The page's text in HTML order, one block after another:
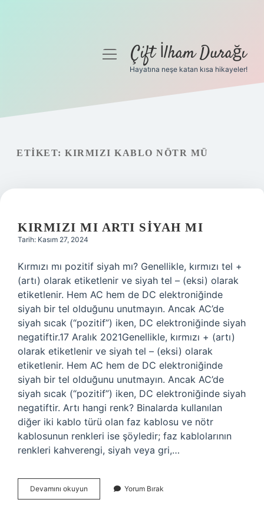
Gizlilik Politikası
menüyüÇift İlham Durağı
Hayatına neşe katan kısa hikayeler!
ETIKET: KIRMIZI KABLO NÖTR MÜ
KIRMIZI MI ARTI SIYAH MI
Tarih: Kasım 27, 2024
Kırmızı mı pozitif siyah mı? Genellikle, kırmızı tel +
(artı) olarak etiketlenir ve siyah tel – (eksi) olarak
etiketlenir. Hem AC hem de DC elektroniğinde
siyah bir tel olduğunu unutmayın. Ancak AC’de
siyah sıcak (“pozitif”) iken, DC elektroniğinde siyah
negatiftir.17 Aralık 2021Genellikle, kırmızı + (artı)
olarak etiketlenir ve siyah tel – (eksi) olarak
etiketlenir. Hem AC hem de DC elektroniğinde
siyah bir tel olduğunu unutmayın. Ancak AC’de
siyah sıcak (“pozitif”) iken, DC elektroniğinde siyah
negatiftir. Artı hangi renk? Binalarda kullanılan
diğer iki kablo türü olan faz kablosu ve nötr
kablosunun renkleri ise şöyledir; faz kablolarının
renkleri kahverengi, siyah veya gri,…
Devamını okuyun
Mı
Yorum Bırak